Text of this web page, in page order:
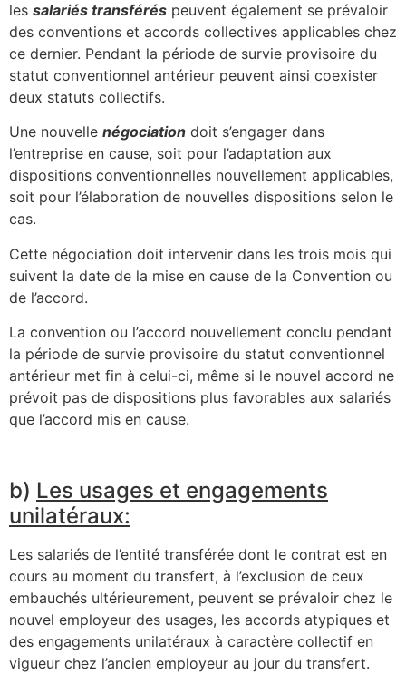
les salariés transférés peuvent également se prévaloir
des conventions et accords collectives applicables chez
ce dernier. Pendant la période de survie provisoire du
statut conventionnel antérieur peuvent ainsi coexister
deux statuts collectifs.
Une nouvelle négociation doit s’engager dans
l’entreprise en cause, soit pour l’adaptation aux
dispositions conventionnelles nouvellement applicables,
soit pour l’élaboration de nouvelles dispositions selon le
cas.
Cette négociation doit intervenir dans les trois mois qui
suivent la date de la mise en cause de la Convention ou
de l’accord.
La convention ou l’accord nouvellement conclu pendant
la période de survie provisoire du statut conventionnel
antérieur met fin à celui-ci, même si le nouvel accord ne
prévoit pas de dispositions plus favorables aux salariés
que l’accord mis en cause.
b) Les usages et engagements
unilatéraux:
Les salariés de l’entité transférée dont le contrat est en
cours au moment du transfert, à l’exclusion de ceux
embauchés ultérieurement, peuvent se prévaloir chez le
nouvel employeur des usages, les accords atypiques et
des engagements unilatéraux à caractère collectif en
vigueur chez l’ancien employeur au jour du transfert.